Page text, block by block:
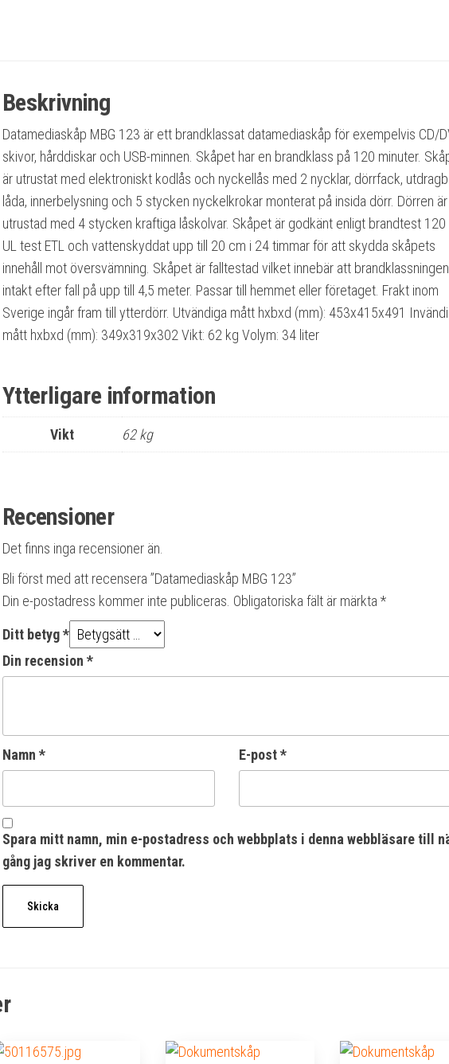
Beskrivning
Datamediaskåp MBG 123 är ett brandklassat datamediaskåp för exempelvis CD/
skivor, hårddiskar och USB-minnen. Skåpet har en brandklass på 120 minuter.
är utrustat med elektroniskt kodlås och nyckellås med 2 nycklar, dörrfack,
låda, innerbelysning och 5 stycken nyckelkrokar monterat på insida dörr. Dörren är
utrustad med 4 stycken kraftiga låskolvar. Skåpet är godkänt enligt brandtest 120
UL test ETL och vattenskyddat upp till 20 cm i 24 timmar för att skydda skåpets
innehåll mot översvämning. Skåpet är falltestad vilket innebär att
intakt efter fall på upp till 4,5 meter. Passar till hemmet eller företaget. Frakt inom
Sverige ingår fram till ytterdörr. Utvändiga mått hxbxd (mm): 453x415x491
mått hxbxd (mm): 349x319x302 Vikt: 62 kg Volym: 34 liter
Ytterligare information
Vikt 62 kg
Recensioner
Det finns inga recensioner än.
Bli först med att recensera ”Datamediaskåp MBG 123”
Din e-postadress kommer inte publiceras. Obligatoriska fält är märkta *
Ditt betyg*
Din recension *
Namn * E-post*
Spara mitt namn, min e-postadress och webbplats i denna webbläsare till
gång jag skriver en kommentar.